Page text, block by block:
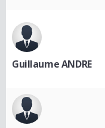
Guillaume ANDRE